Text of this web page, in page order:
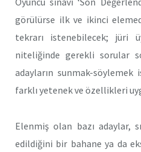
görülürse ilk ve ikinci
tekrarı istenebilecek; jüri
niteliğinde gerekli sorular
adayların sunmak-
farklı yetenek ve özellikleri
Elenmiş olan bazı adaylar,
edildiğini bir bahane ya da